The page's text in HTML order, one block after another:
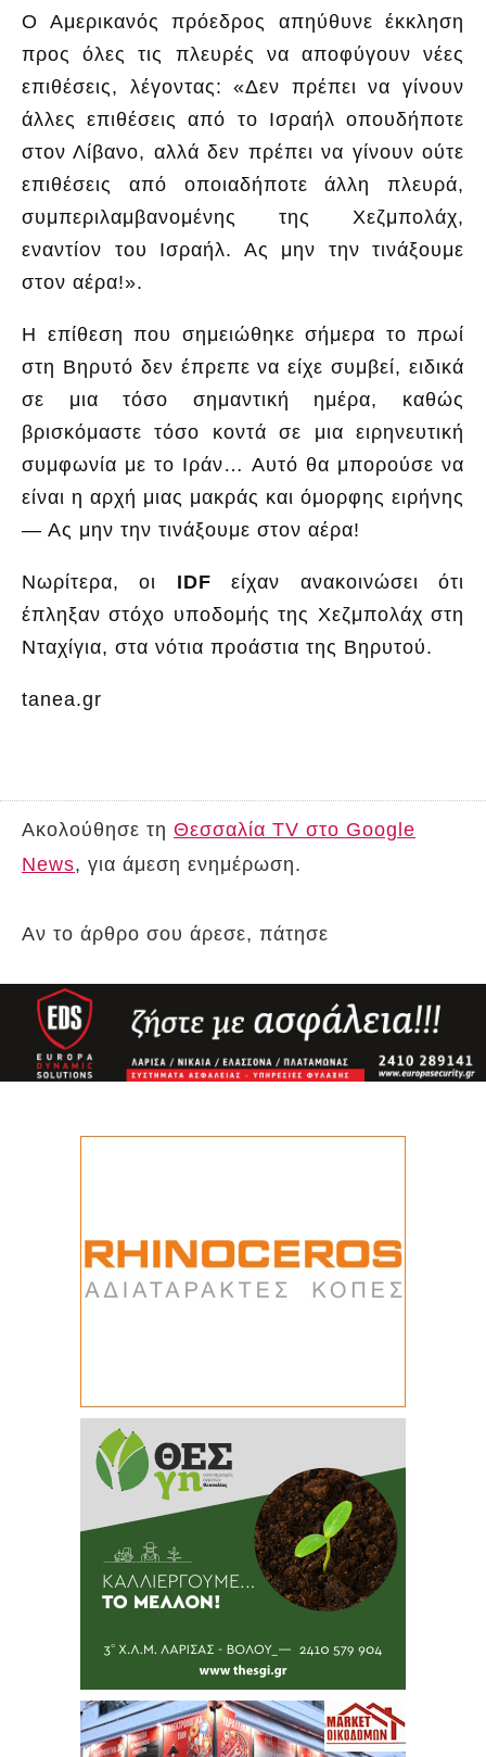
Ο Αμερικανός πρόεδρος απηύθυνε έκκληση
προς όλες τις πλευρές να αποφύγουν νέες
επιθέσεις, λέγοντας: «Δεν πρέπει να γίνουν
άλλες επιθέσεις από το Ισραήλ οπουδήποτε
στον Λίβανο, αλλά δεν πρέπει να γίνουν ούτε
επιθέσεις από οποιαδήποτε άλλη πλευρά,
συμπεριλαμβανομένης της Χεζμπολάχ,
εναντίον του Ισραήλ. Ας μην την τινάξουμε
στον αέρα!».
Η επίθεση που σημειώθηκε σήμερα το πρωί
στη Βηρυτό δεν έπρεπε να είχε συμβεί, ειδικά
σε μια τόσο σημαντική ημέρα, καθώς
βρισκόμαστε τόσο κοντά σε μια ειρηνευτική
συμφωνία με το Ιράν… Αυτό θα μπορούσε να
είναι η αρχή μιας μακράς και όμορφης ειρήνης
— Ας μην την τινάξουμε στον αέρα!
Νωρίτερα, οι IDF είχαν ανακοινώσει ότι
έπληξαν στόχο υποδομής της Χεζμπολάχ στη
Νταχίγια, στα νότια προάστια της Βηρυτού.
tanea.gr
Ακολούθησε τη Θεσσαλία TV στο Google
News, για άμεση ενημέρωση.
Αν το άρθρο σου άρεσε, πάτησε